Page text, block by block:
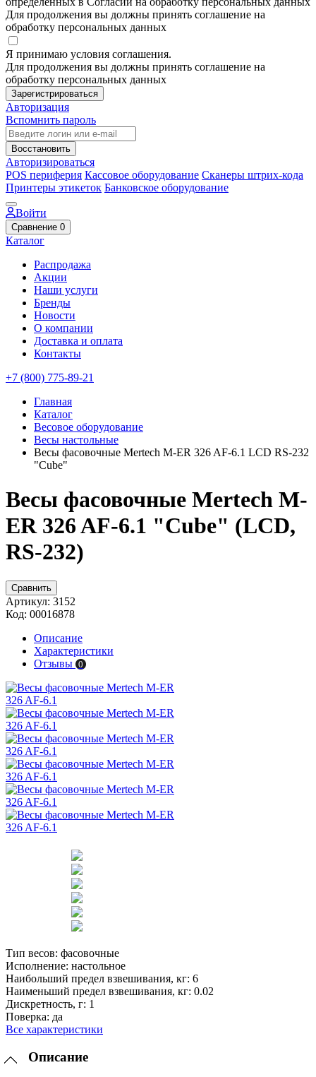
Для продолжения вы должны принять соглашение на
обработку персональных данных
Я принимаю условия соглашения.
Для продолжения вы должны принять соглашение на
обработку персональных данных
Зарегистрироваться
Авторизация
Вспомнить пароль
Восстановить
Авторизироваться
POS периферия Кассовое оборудование Сканеры штрих-кода
Принтеры этикеток Банковское оборудование
Войти
Сравнение 0
Каталог
Распродажа
Акции
Наши услуги
Бренды
Новости
О компании
Доставка и оплата
Контакты
+7 (800) 775-89-21
Главная
Каталог
Весовое оборудование
Весы настольные
Весы фасовочные Mertech M-ER 326 AF-6.1 LCD RS-232
"Cube"
Весы фасовочные Mertech M-
ER 326 AF-6.1 "Cube" (LCD,
RS-232)
Сравнить
Артикул: 3152
Код: 00016878
Описание
Характеристики
Отзывы 0
Тип весов: фасовочные
Исполнение: настольное
Наибольший предел взвешивания, кг: 6
Наименьший предел взвешивания, кг: 0.02
Дискретность, г: 1
Поверка: да
Все характеристики
Описание